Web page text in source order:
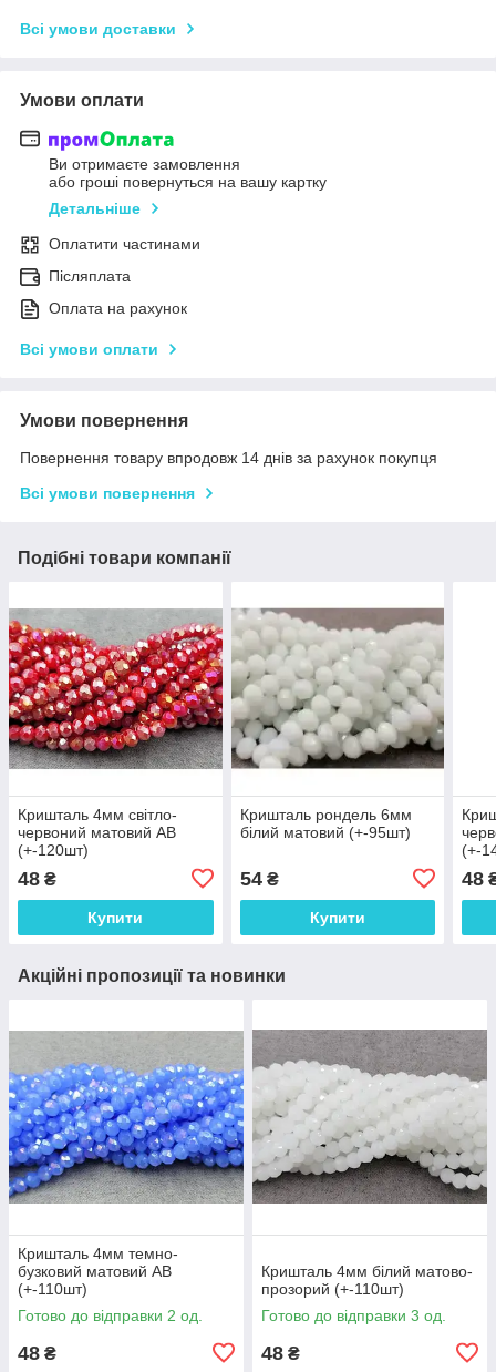
Всі умови доставки
Умови оплати
Ви отримаєте замовлення
або гроші повернуться на вашу картку
Детальніше
Оплатити частинами
Післяплата
Оплата на рахунок
Всі умови оплати
Умови повернення
Повернення товару впродовж 14 днів за рахунок покупця
Всі умови повернення
Подібні товари компанії
Кришталь 4мм світло-
червоний матовий АВ
(+-120шт)
48 ₴
Купити
Кришталь рондель 6мм
білий матовий (+-95шт)
54₴
Купити
(+-
48
Акційні пропозиції та новинки
Кришталь 4мм темно-
бузковий матовий АВ
(+-110шт)
Готово до відправки 2 од.
48 ₴
Кришталь 4мм білий матово-
прозорий (+-110шт)
Готово до відправки 3 од.
48 ₴